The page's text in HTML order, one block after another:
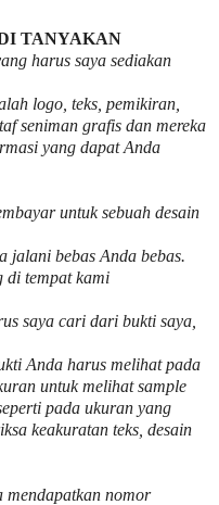
TANYAKAN
harus saya sediakan
logo, teks, pemikiran,
seniman grafis dan mereka
yang dapat Anda
untuksebuah desain
jalani bebas Anda bebas.
di tempat kami
saya cari dari bukti saya,
Anda harus melihat pada
untuk melihatsample
pada ukuran yang
keakuratan teks, desain
mendapatkan nomor